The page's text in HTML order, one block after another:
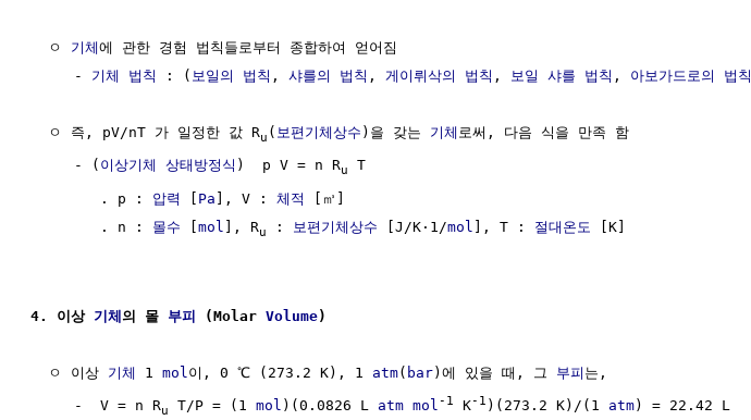
  ㅇ
기체에 관한 경험 법칙들로부터 종합하여 얻어짐
     -
기체 법칙 : ( 보일의 법칙 , 샤를의 법칙 , 게이뤼삭의 법칙 , 보일 샤를 법칙 , 아보가드로의 법칙
  ㅇ 즉, pV/nT 가 일정한 값 R
u ( 보편기체상수 )을 갖는 기체 로써, 다음 식을 만족 함
     - (
이상기체 상태방정식 )  p V = n Ru T
        . p :
압력 [ Pa ], V : 체적
[㎥]
        . n :
몰수 [mol ], Ru : 보편기체상수 [J/K·1/mol ], T : 절대온도 [K]
4. 이상 기체 의 몰 부피 (Molar Volume)
  ㅇ 이상
기체 1 mol이, 0 ℃ (273.2 K), 1 atm( bar)에 있을 때, 그 부피 는,
     -  V = n R
u T/P = (1 mol )(0.0826 L atm mol-1 K-1 )(273.2 K)/(1 atm) = 22.42 L